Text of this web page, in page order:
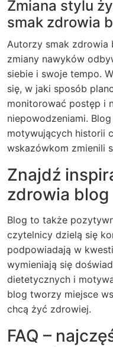
Zmiana stylu
smak zdrowia
Autorzy smak zdrowia
zmiany nawyków
siebie i swoje tempo.
się, w jaki sposób
monitorować postęp i
niepowodzeniami.
motywujących historii
wskazówkom zmienili
Znajdź
zdrowia blog
Blog to także
czytelnicy dzielą się
podpowiadają w
wymieniają się
dietetycznych i
blog tworzy miejsce
chcą żyć zdrowiej.
FAQ –